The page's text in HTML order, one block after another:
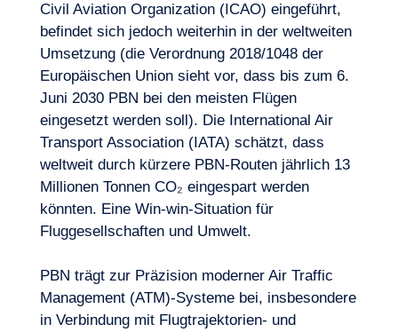
Kontakt
DE
Civil Aviation Organization (ICAO) eingeführt,
befindet sich jedoch weiterhin in der weltweiten
Umsetzung (die Verordnung 2018/1048 der
Europäischen Union sieht vor, dass bis zum 6.
Juni 2030 PBN bei den meisten Flügen
eingesetzt werden soll). Die International Air
Transport Association (IATA) schätzt, dass
weltweit durch kürzere PBN-Routen jährlich 13
Millionen Tonnen CO₂ eingespart werden
könnten. Eine Win-win-Situation für
Fluggesellschaften und Umwelt.
PBN trägt zur Präzision moderner Air Traffic
Management (ATM)-Systeme bei, insbesondere
in Verbindung mit Flugtrajektorien- und